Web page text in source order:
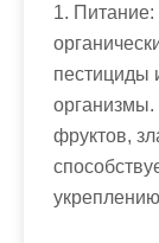
1. Питание:
пестициды
фруктов,